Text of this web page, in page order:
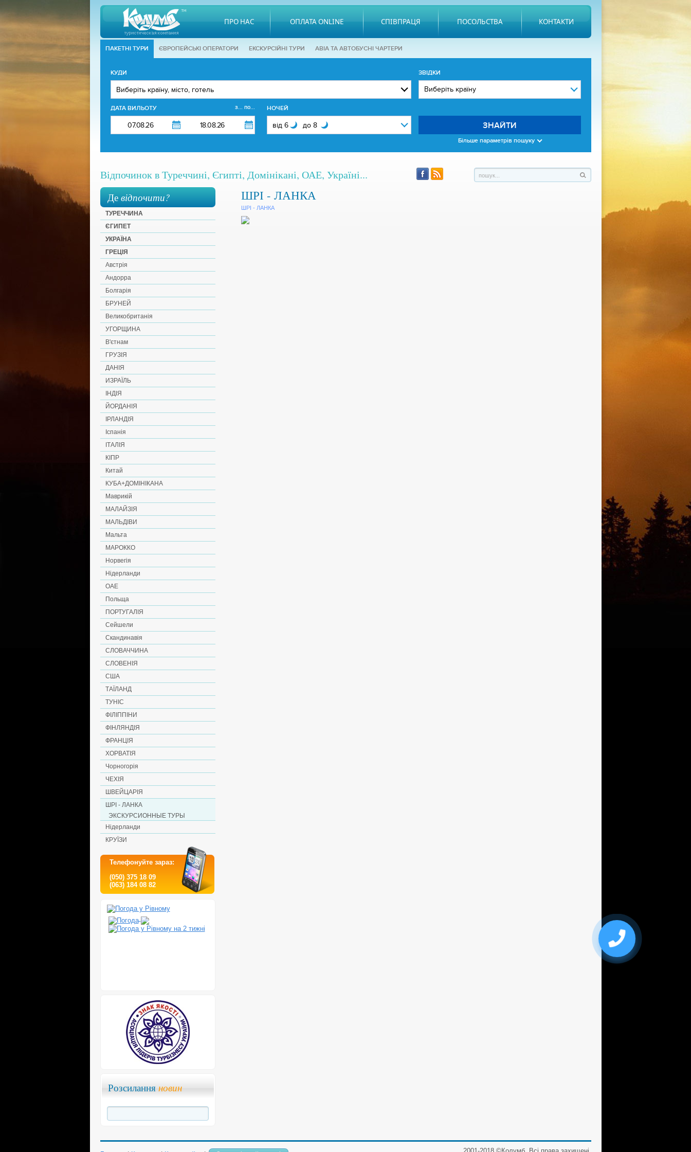
ПРО НАС ОПЛАТА ONLINE СПІВПРАЦЯ ПОСОЛЬСТВА КОНТАКТИ
ПАКЕТНІ ТУРИ ЄВРОПЕЙСЬКІ ОПЕРАТОРИ EКСКУРСІЙНІ ТУРИ АВІА ТА АВТОБУСНІ ЧАРТЕРИ
КУДИ
ДАТА ВИЛЬОТУ з... по... НОЧЕЙ
ЗВІДКИ
ЗНАЙТИ
Більше параметрів пошуку
Відпочинок в Туреччині, Єгипті, Домінікані, ОАЕ, Україні...
Девідпочити?
ТУРЕЧЧИНА
ЄГИПЕТ
УКРАЇНА
ГРЕЦІЯ
Австрія
Андорра
Болгарія
БРУНЕЙ
Великобританія
УГОРЩИНА
В'єтнам
ГРУЗІЯ
ДАНІЯ
ИЗРАЇЛЬ
ІНДІЯ
ЙОРДАНІЯ
ІРЛАНДІЯ
Іспанія
ІТАЛІЯ
КІПР
Китай
КУБА+ДОМІНІКАНА
Маврикій
МАЛАЙЗІЯ
МАЛЬДІВИ
Мальта
МАРОККО
Норвегія
Нідерланди
ОАЕ
Польща
ПОРТУГАЛІЯ
Сейшели
Скандинавія
СЛОВАЧЧИНА
СЛОВЕНІЯ
США
ТАЇЛАНД
ТУНІС
ФІЛІППІНИ
ФІНЛЯНДІЯ
ФРАНЦІЯ
ХОРВАТІЯ
Чорногорія
ЧЕХІЯ
ШВЕЙЦАРІЯ
ШРІ - ЛАНКА
ЭКСКУРСИОННЫЕ ТУРЫ
Нідерланди
КРУЇЗИ
Телефонуйте зараз:
(050) 375 18 09
(063) 184 08 82
Розсилання новин
ШРІ - ЛАНКА
ШРІ - ЛАНКА